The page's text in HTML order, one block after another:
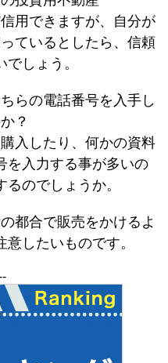
用できますが、自分が
ているとしたら、信頼
でしょう。
らの電話番号を入手し
？
入したり、何かの資料
を入力する事が多いの
のでしょうか。
都合で販売をかけるよ
したいものです。